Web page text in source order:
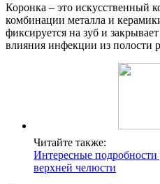
Коронка – это искусственный
комбинации металла и
фиксируется на зуб и
влияния инфекции из полости
Читайте также:
Интересные подробности
верхней челюсти